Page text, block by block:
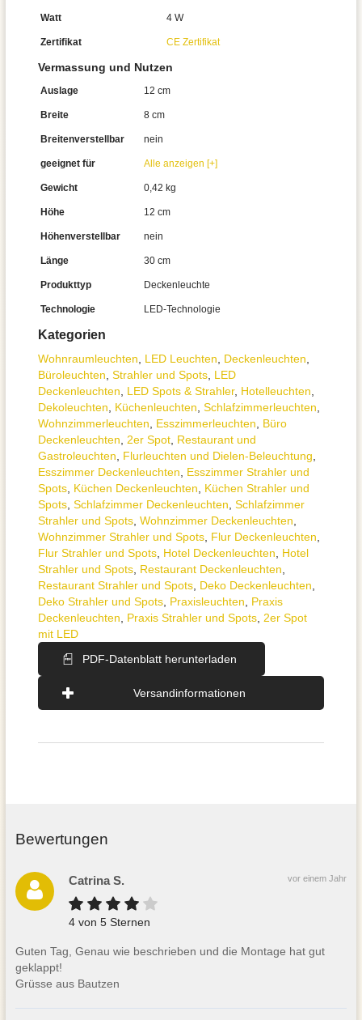
Kategorien
Wohnraum­leuchten LED Leuchten Decken­leuchten
Büroleuchten Strahler und Spots LED
Deckenleuchten
LED Spots & Strahler, Hotelleuchten
Dekoleuchten
Küchenleuchten Schlafzimmer­leuchten
Wohnzimmer­leuchten
Esszimmer­­leuchten
Büro
Deckenleuchten
2er Spot Restaurant und
Gastroleuchten
Flurleuchten und Dielen-Beleuchtung
Esszimmer Deckenleuchten
Esszimmer Strahler und
Spots Küchen Deckenleuchten
Küchen Strahler und
Spots Schlafzimmer Deckenleuchten Schlafzimmer
Strahler und Spots Wohnzimmer Deckenleuchten
Wohnzimmer Strahler und Spots Flur Deckenleuchten
Flur Strahler und Spots Hotel Deckenleuchten
Hotel
Strahler und Spots Restaurant Deckenleuchten
Restaurant Strahler und Spots Deko Deckenleuchten
Deko Strahler und Spots Praxisleuchten
Praxis
Deckenleuchten
Praxis Strahler und Spots 2er Spot
mit LED
PDF-Datenblatt herunterladen
Versandinformationen
Watt 4 W
Zertifikat CE Zertifikat
Vermassung und Nutzen
Auslage 12 cm
Breite 8 cm
Breitenverstellbar nein
geeignet für Alle anzeigen [+]
Gewicht 0,42 kg
Höhe 12 cm
Höhenverstellbar nein
Länge 30 cm
Produkttyp Deckenleuchte
Technologie LED-Technologie
Bewertungen
Catrina S.
4 von 5 Sternen
vor einem Jahr
Guten Tag, Genau wie beschrieben und die Montage hat gut
geklappt!
Grüsse aus Bautzen